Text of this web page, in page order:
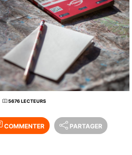
5676 LECTEURS
COMMENTER PARTAGER